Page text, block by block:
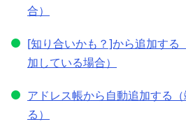
合）
[知り合いかも？]から追加する
加している場合）
アドレス帳から自動追加する
る）